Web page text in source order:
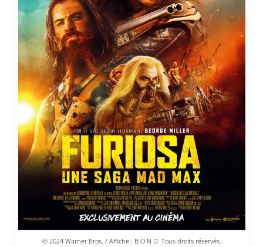
© 2024 Warner Bros. / Affiche : B O N D. Tous droits réservés.